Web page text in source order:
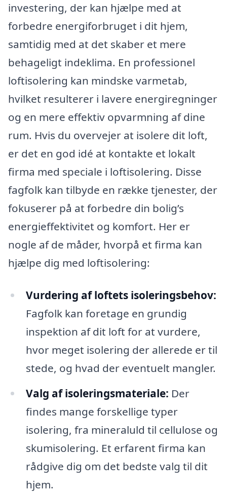
investering, der kan hjælpe med at
forbedre energiforbruget i dit hjem,
samtidig med at det skaber et mere
behageligt indeklima. En professionel
loftisolering kan mindske varmetab,
hvilket resulterer i lavere energiregninger
og en mere effektiv opvarmning af dine
rum. Hvis du overvejer at isolere dit loft,
er det en god idé at kontakte et lokalt
firma med speciale i loftisolering. Disse
fagfolk kan tilbyde en række tjenester, der
fokuserer på at forbedre din bolig’s
energieffektivitet og komfort. Her er
nogle af de måder, hvorpå et firma kan
hjælpe dig med loftisolering:
Vurdering af loftets isoleringsbehov:
Fagfolk kan foretage en grundig
inspektion af dit loft for at vurdere,
hvor meget isolering der allerede er til
stede, og hvad der eventuelt mangler.
Valg af isoleringsmateriale: Der
findes mange forskellige typer
isolering, fra mineraluld til cellulose og
skumisolering. Et erfarent firma kan
rådgive dig om det bedste valg til dit
hjem.